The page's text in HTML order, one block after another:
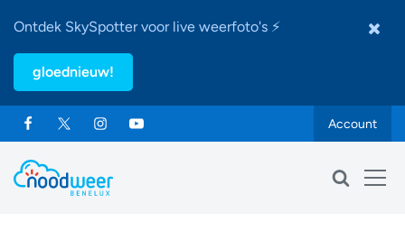
Ontdek SkySpotter voor live weerfoto's ⚡
gloednieuw!
Account